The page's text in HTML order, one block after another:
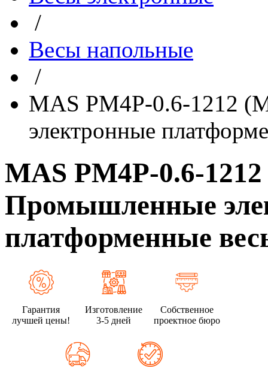
/
Весы напольные
/
MAS PM4P-0.6-1212
электронные
MAS PM4P-0.6-
Промышленные
платформенные
Гарантия
лучшей цены!
Изготовление
3-5 дней
Собственное
проектное бюро